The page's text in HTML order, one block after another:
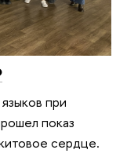
при
показ
сердце.